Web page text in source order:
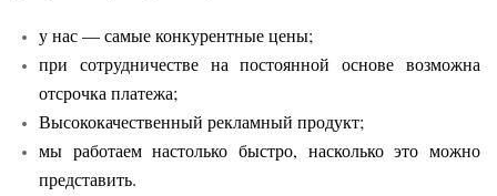
у нас — самые конкурентные цены;
при сотрудничестве на постоянной основе возможна
отсрочка платежа;
Высококачественный рекламный продукт;
мы работаем настолько быстро, насколько это можно
представить.